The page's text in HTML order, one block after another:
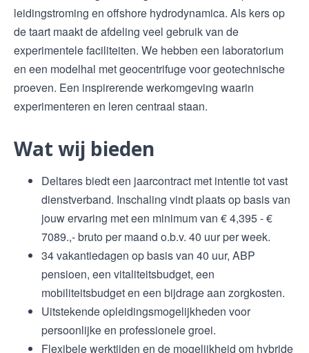
leidingstroming en offshore hydrodynamica. Als kers op
de taart maakt de afdeling veel gebruik van de
experimentele faciliteiten. We hebben een laboratorium
en een modelhal met geocentrifuge voor geotechnische
proeven. Een inspirerende werkomgeving waarin
experimenteren en leren centraal staan.
Wat wij bieden
Deltares biedt een jaarcontract met intentie tot vast
dienstverband. Inschaling vindt plaats op basis van
jouw ervaring met een minimum van € 4,395 - €
7089.,- bruto per maand o.b.v. 40 uur per week.
34 vakantiedagen op basis van 40 uur, ABP
pensioen, een vitaliteitsbudget, een
mobiliteitsbudget en een bijdrage aan zorgkosten.
Uitstekende opleidingsmogelijkheden voor
persoonlijke en professionele groei.
Flexibele werktijden en de mogelijkheid om hybride